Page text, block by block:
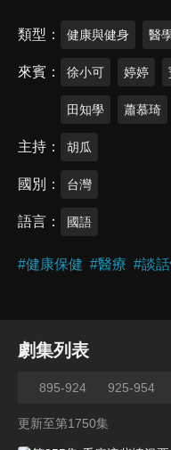
類型 健康與健身 醫
來賓 徐小可 婷婷
田知學 蕭慕琦
主持 胡瓜
國別 台灣
語言 國語
#健康保健 #醫療 #談
劇集列表
895-924 925-954
更新至第1750集